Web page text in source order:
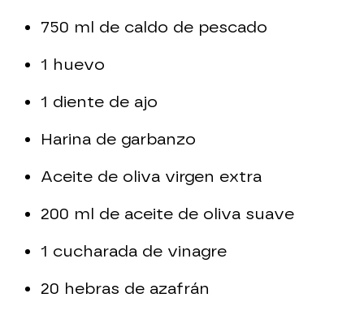
750 ml de caldo de pescado
1 huevo
1 diente de ajo
Harina de garbanzo
Aceite de oliva virgen extra
200 ml de aceite de oliva suave
1 cucharada de vinagre
20 hebras de azafrán